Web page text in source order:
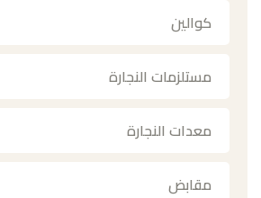
كوالين
مستلزمات النجارة
معدات النجارة
مقابض